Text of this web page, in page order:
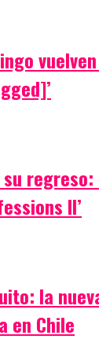
II’
la
en Chile